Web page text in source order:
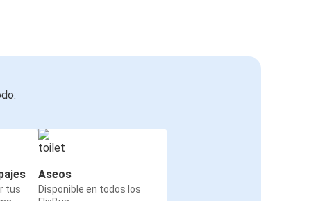
tus
Aseos
Disponible en todos los